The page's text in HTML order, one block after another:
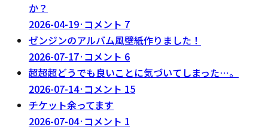
か？
2026-04-19· コメント 7
ゼンジンのアルバム風壁紙作りました！
2026-07-17· コメント 6
超超超どうでも良いことに気づいてしまった⋯。
2026-07-14· コメント 15
チケット余ってます
2026-07-04· コメント 1